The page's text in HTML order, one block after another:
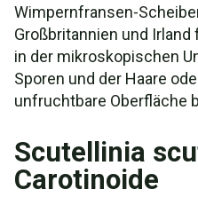
Wimpernfransen-
Großbritannien und
in der mikroskopischen
Sporen und der Haare
unfruchtbare Oberfläche
Scutellinia
Carotinoide